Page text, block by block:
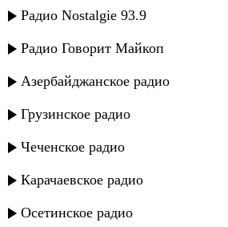
Радио Nostalgie 93.9
Радио Говорит Майкоп
Азербайджанское радио
Грузинское радио
Чеченское радио
Карачаевское радио
Осетинское радио
Гульнара Гаджиева - Track 02
Гульнара Гаджиева - Не
Гульнара Гаджиева - Мариям
Джамал Джамалов - Джамиля